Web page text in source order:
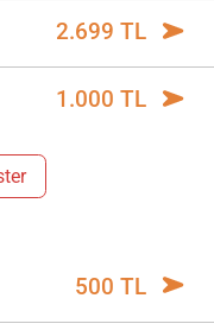
2.699 TL
1.000 TL
500 TL